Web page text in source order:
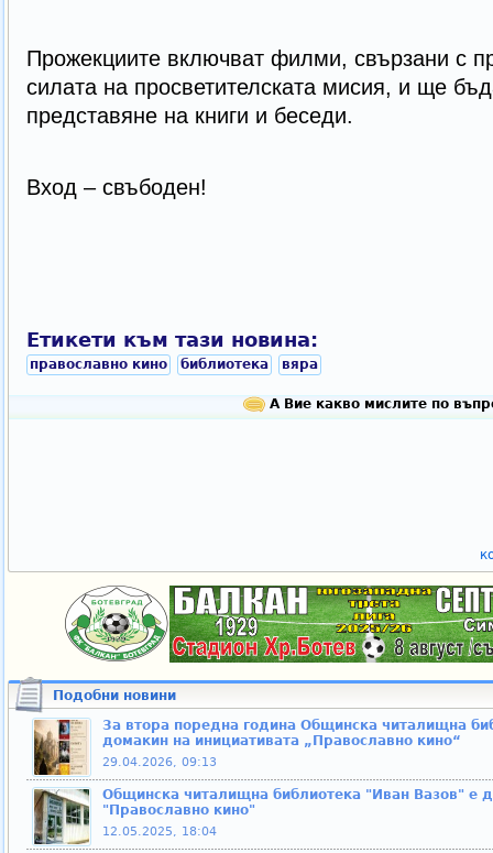
Прожекциите включват филми, свързани с
силата на просветителската мисия, и ще
представяне на книги и беседи.
Вход – свъбоден!
Етикети към тази новина:
православно кино библиотека вяра
А Вие какво мислите по
Подобни новини
За втора поредна година Общинска читалищна
домакин на инициативата „Православно кино“
29.04.2026, 09:13
Общинска читалищна библиотека "Иван Вазов" е
"Православно кино"
12.05.2025, 18:04